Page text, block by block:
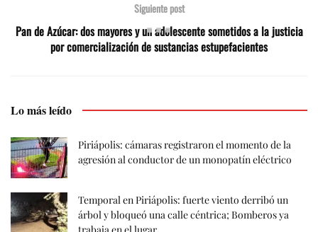
Siguiente post
Pan de Azúcar: dos mayores y un adolescente sometidos a la justicia
por comercialización de sustancias estupefacientes
Lo más leído
Piriápolis: cámaras registraron el momento de la
agresión al conductor de un monopatín eléctrico
Temporal en Piriápolis: fuerte viento derribó un
árbol y bloqueó una calle céntrica; Bomberos ya
trabaja en el lugar